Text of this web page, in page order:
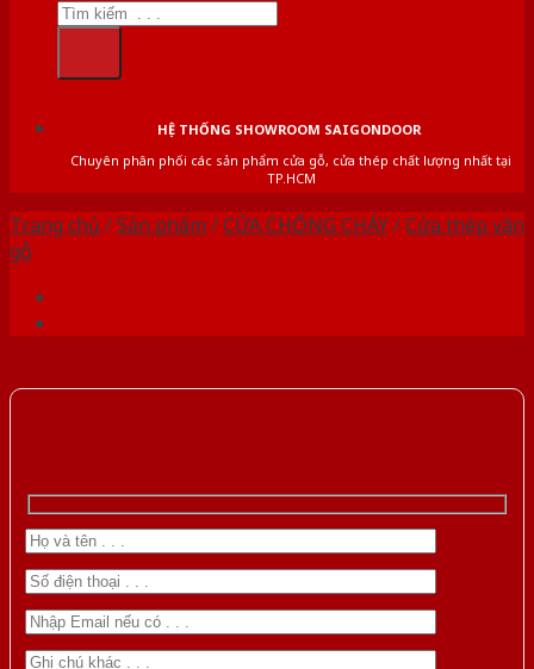
HỆ THỐNG SHOWROOM SAIGONDOOR
Chuyên phân phối các sản phẩm cửa gỗ, cửa thép chất lượng nhất tại
TP.HCM
Trang chủ /Sản phẩm /CỬA CHỐNG CHÁY/Cửa thép vân
gỗ